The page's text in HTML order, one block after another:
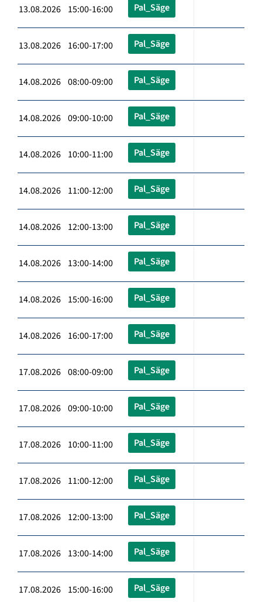
13.08.2026 15:00-16:00 Pal_Säge
13.08.2026 16:00-17:00 Pal_Säge
14.08.2026 08:00-09:00 Pal_Säge
14.08.2026 09:00-10:00 Pal_Säge
14.08.2026 10:00-11:00 Pal_Säge
14.08.2026 11:00-12:00 Pal_Säge
14.08.2026 12:00-13:00 Pal_Säge
14.08.2026 13:00-14:00 Pal_Säge
14.08.2026 15:00-16:00 Pal_Säge
14.08.2026 16:00-17:00 Pal_Säge
17.08.2026 08:00-09:00 Pal_Säge
17.08.2026 09:00-10:00 Pal_Säge
17.08.2026 10:00-11:00 Pal_Säge
17.08.2026 11:00-12:00 Pal_Säge
17.08.2026 12:00-13:00 Pal_Säge
17.08.2026 13:00-14:00 Pal_Säge
17.08.2026 15:00-16:00 Pal_Säge